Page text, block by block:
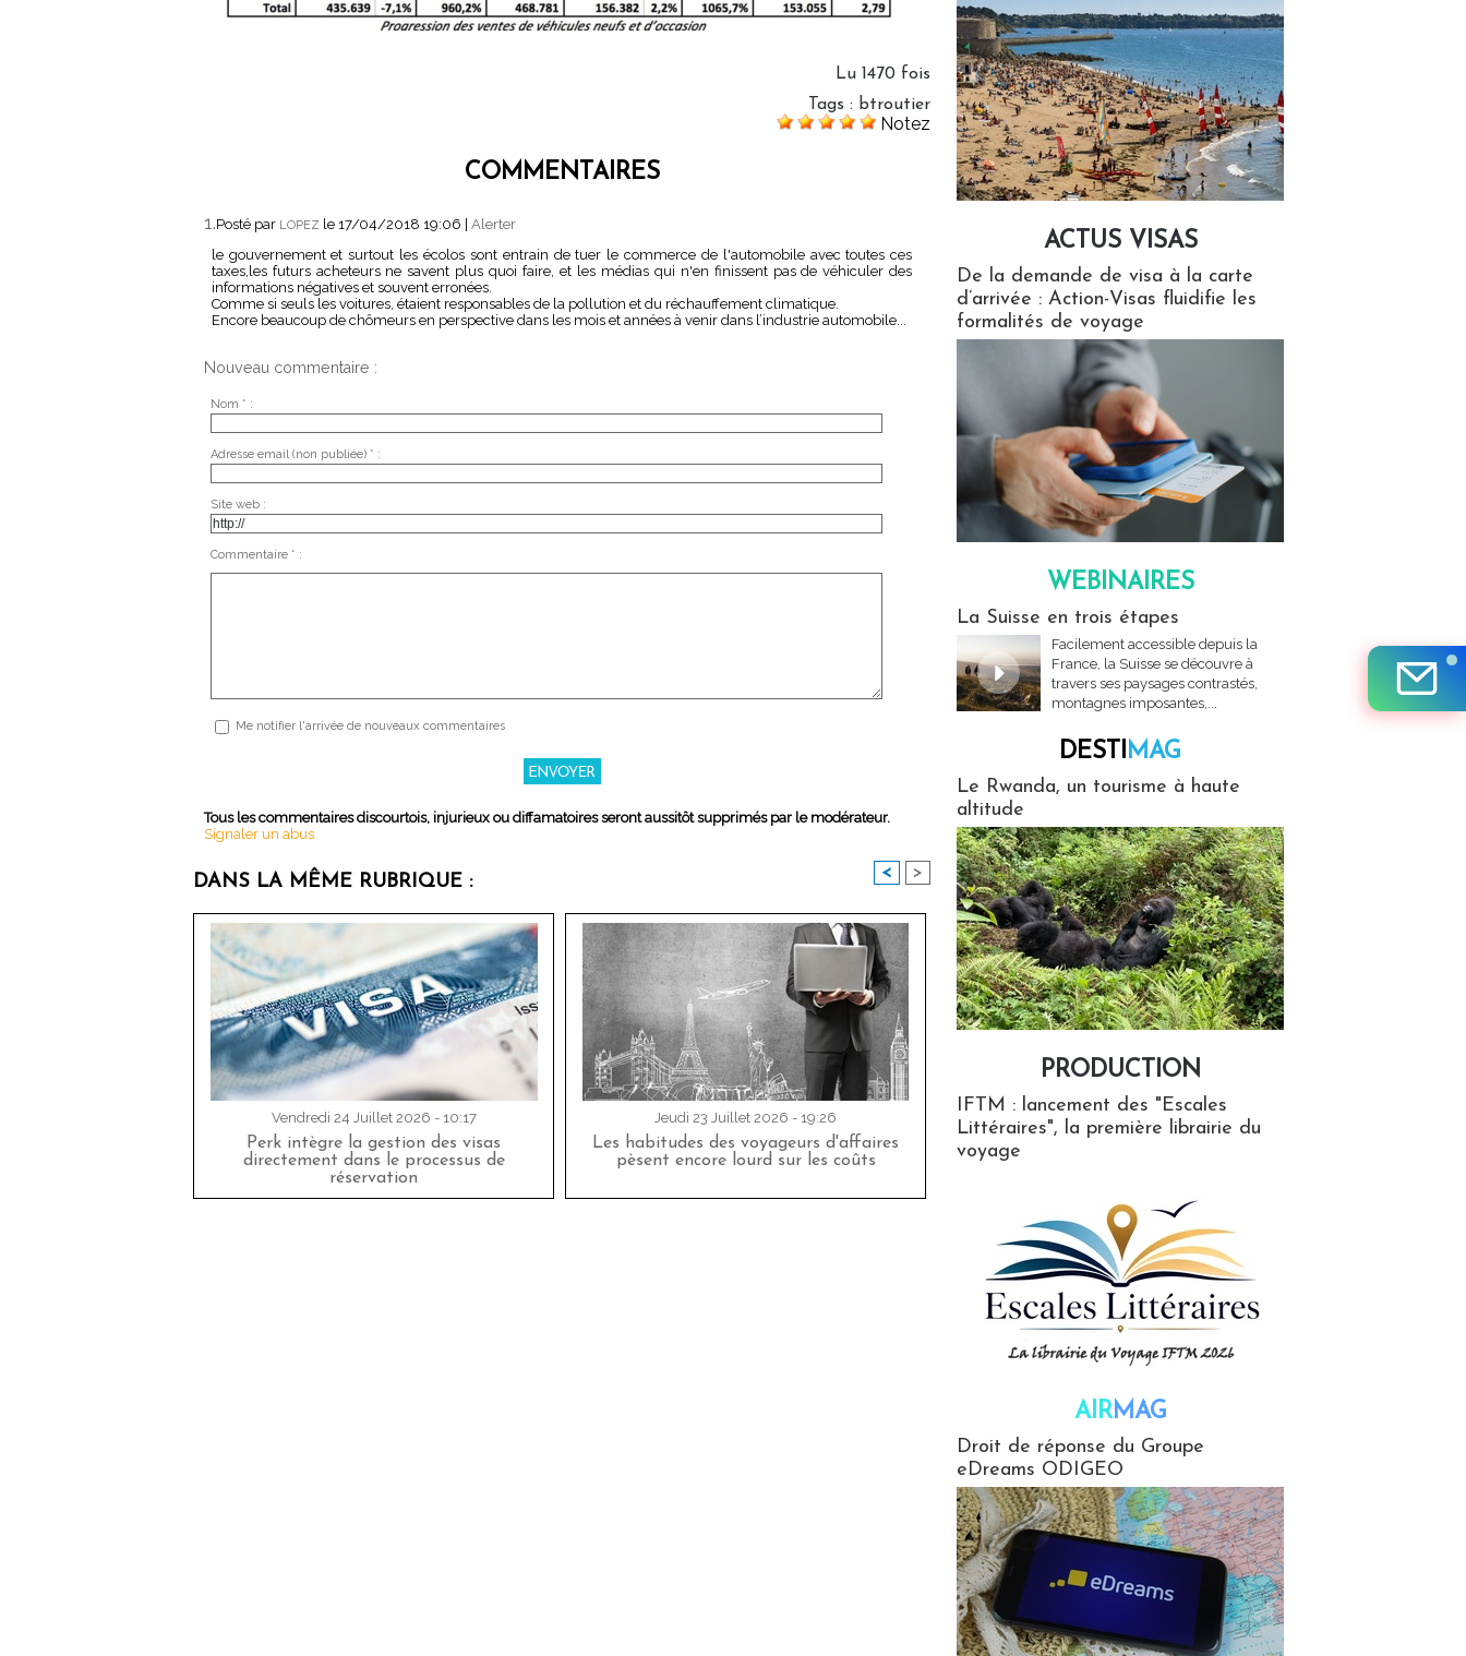
Lu 1470 fois
Tags : btroutier
Notez
COMMENTAIRES
1.Posté par LOPEZ le 17/04/2018 19:06
Alerter
le gouvernement et surtout les écolos sont entrain de tuer le commerce de l'automobile avec toutes ces
taxes,les futurs acheteurs ne savent plus quoi faire, et les médias qui n'en finissent pas de véhiculer des
informations négatives et souvent erronées.
Comme si seuls les voitures, étaient responsables de la pollution et du réchauffement climatique.
Encore beaucoup de chômeurs en perspective dans les mois et années à venir dans l’industrie automobile...
Nouveau commentaire :
Nom * :
Adresse email (non publiée) * :
Site web :
Commentaire * :
Me notifier l'arrivée de nouveaux commentaires
Tous les commentaires discourtois, injurieux ou diffamatoires seront aussitôt supprimés par le modérateur.
Signaler un abus
DANS LA MÊME RUBRIQUE : < >
Vendredi 24 Juillet 2026 - 10:17
Perk intègre la gestion des visas
directement dans le processus de
réservation
Jeudi 23 Juillet 2026 - 19:26
Les habitudes des voyageurs d'affaires
pèsent encore lourd sur les coûts
ACTUS VISAS
De la demande de visa à la carte
d’arrivée : Action-Visas fluidifie les
formalités de voyage
WEBINAIRES
La Suisse en trois étapes
Facilement accessible depuis la
France, la Suisse se découvre à
travers ses paysages contrastés,
montagnes imposantes,...
DESTIMAG
Le Rwanda, un tourisme à haute
altitude
PRODUCTION
IFTM : lancement des "Escales
Littéraires", la première librairie du
voyage
AIRMAG
Droit de réponse du Groupe
eDreams ODIGEO